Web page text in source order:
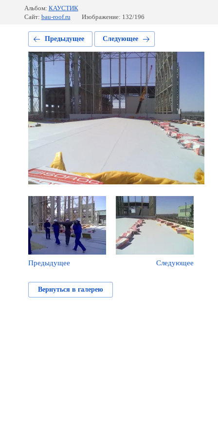
Альбом: КАУСТИК
Сайт: bau-roof.ru Изображение: 132/196
Предыдущее Следующее
Предыдущее Следующее
Вернуться в галерею